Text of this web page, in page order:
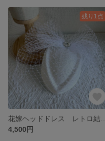
残り1点
4,500円